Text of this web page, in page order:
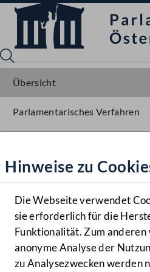
Hilfe
Benutzer
Navigationsmenü
MENÜ
Hinweise zu
Die Webseite verwendet
sie erforderlich für die
Funktionalität. Zum anderen
anonyme Analyse der
zu Analysezwecken werden
Übersicht
Parlamentarisches Verfahren